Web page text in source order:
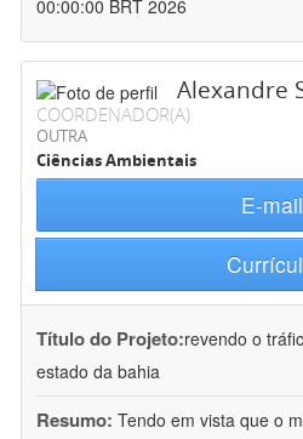
00:00:00 BRT 2026
Alexandre
COORDENADOR(A)
OUTRA
Ciências Ambientais
E-mail
Título do Projeto:revendo o
estado da bahia
Resumo: Tendo em vista que o